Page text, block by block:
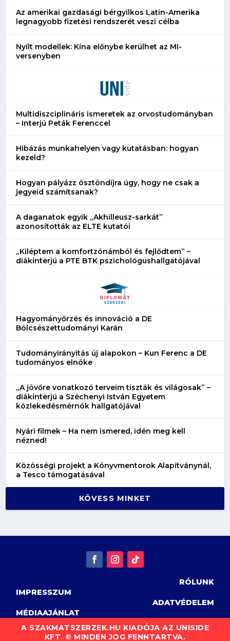
Az amerikai gazdasági bérgyilkos Latin-Amerika
legnagyobb fizetési rendszerét veszi célba
Nyílt modellek: Kína előnybe kerülhet az MI-
versenyben
Multidiszciplináris ismeretek az orvostudományban
– Interjú Peták Ferenccel
Hibázás munkahelyen vagy kutatásban: hogyan
kezeld?
Hogyan pályázz ösztöndíjra úgy, hogy ne csak a
jegyeid számítsanak?
A daganatok egyik „Akhilleusz-sarkát”
azonosították az ELTE kutatói
„Kiléptem a komfortzónámból és fejlődtem” –
diákinterjú a PTE BTK pszichológushallgatójával
Hagyományőrzés és innováció a DE
Bölcsészettudományi Karán
Tudományirányítás új alapokon – Kun Ferenc a DE
tudományos elnöke
„A jövőre vonatkozó terveim tiszták és világosak” –
diákinterjú a Széchenyi István Egyetem
közlekedésmérnök hallgatójával
Nyári filmek – Ha nem ismered, idén meg kell
nézned!
Közösségi projekt a Könyvmentorok Alapítványnál,
a Tesco támogatásával
KÖVESS MINKET
RÓLUNK
IMPRESSZUM
ADATVÉDELEM
MÉDIAAJÁNLAT
A SZAKMATSZERZEK.HU KIADÓJA AZ UNISIDE
KFT. © MINDEN JOG FENNTARTVA.